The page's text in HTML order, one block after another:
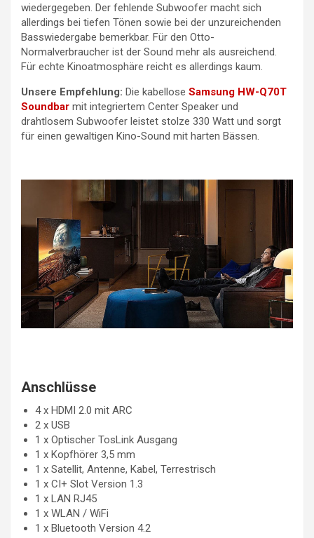
wiedergegeben. Der fehlende Subwoofer macht sich
allerdings bei tiefen Tönen sowie bei der unzureichenden
Basswiedergabe bemerkbar. Für den Otto-
Normalverbraucher ist der Sound mehr als ausreichend.
Für echte Kinoatmosphäre reicht es allerdings kaum.
Unsere Empfehlung: Die kabellose Samsung HW-Q70T
Soundbar mit integriertem Center Speaker und
drahtlosem Subwoofer leistet stolze 330 Watt und sorgt
für einen gewaltigen Kino-Sound mit harten Bässen.
Anschlüsse
4 x HDMI 2.0 mit ARC
2 x USB
1 x Optischer TosLink Ausgang
1 x Kopfhörer 3,5 mm
1 x Satellit, Antenne, Kabel, Terrestrisch
1 x CI+ Slot Version 1.3
1 x LAN RJ45
1 x WLAN / WiFi
1 x Bluetooth Version 4.2